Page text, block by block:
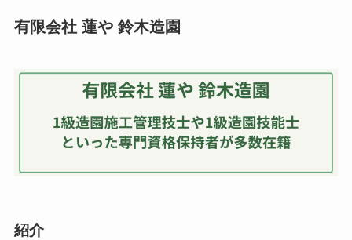
有限会社 蓮や 鈴木造園
紹介